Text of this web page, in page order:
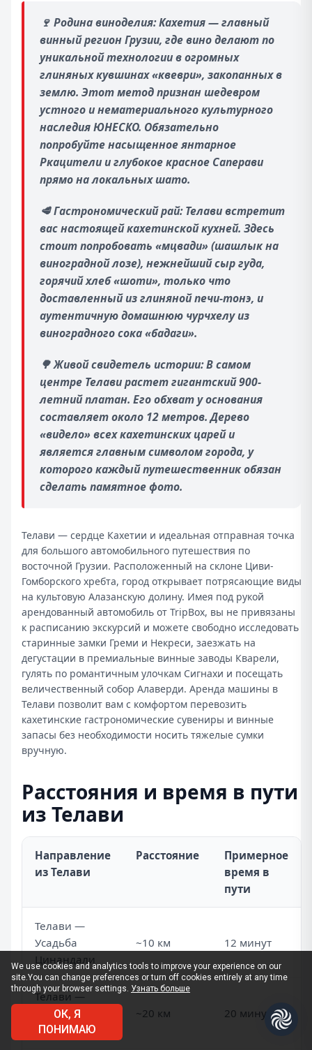
🍷 Родина виноделия: Кахетия — главный
винный регион Грузии, где вино делают по
уникальной технологии в огромных
глиняных кувшинах «квеври», закопанных в
землю. Этот метод признан шедевром
устного и нематериального культурного
наследия ЮНЕСКО. Обязательно
попробуйте насыщенное янтарное
Ркацители и глубокое красное Саперави
прямо на локальных шато.
🥩Гастрономический рай: Телави встретит
вас настоящей кахетинской кухней. Здесь
стоит попробовать «мцвади» (шашлык на
виноградной лозе), нежнейший сыр гуда,
горячий хлеб «шоти», только что
доставленный из глиняной печи-тонэ, и
аутентичную домашнюю чурчхелу из
виноградного сока «бадаги».
🌳Живой свидетель истории: В самом
центре Телави растет гигантский 900-
летний платан. Его обхват у основания
составляет около 12 метров. Дерево
«видело» всех кахетинских царей и
является главным символом города, у
которого каждый путешественник обязан
сделать памятное фото.
Телави — сердце Кахетии и идеальная отправная точка
для большого автомобильного путешествия по
восточной Грузии. Расположенный на склоне Циви-
Гомборского хребта, город открывает потрясающие виды
на культовую Алазанскую долину. Имея под рукой
арендованный автомобиль от TripBox, вы не привязаны
к расписанию экскурсий и можете свободно исследовать
старинные замки Греми и Некреси, заезжать на
дегустации в премиальные винные заводы Кварели,
гулять по романтичным улочкам Сигнахи и посещать
величественный собор Алаверди. Аренда машины в
Телави позволит вам с комфортом перевозить
кахетинские гастрономические сувениры и винные
запасы без необходимости носить тяжелые сумки
вручную.
Расстояния и время в пути
из Телави
Направление
из Телави
Расстояние
Примерное
время в
пути
Телави —
Усадьба
Цинандали
~10 км 12 минут
Телави —
Собор
Алаверди
~20 км 20 минут
We use cookies and analytics tools to improve your experience on our
site.You can change preferences or turn off cookies entirely at any time
through your browser settings. Узнать больше
ОК, Я
ПОНИМАЮ